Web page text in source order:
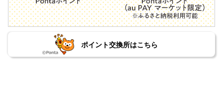
ポイント交換所はこちら